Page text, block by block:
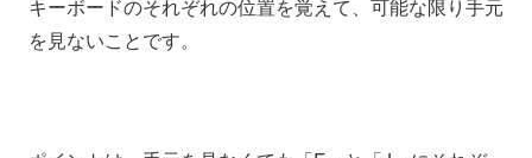
キーボードのそれぞれの位置を覚えて、可能な限り手元
を見ないことです。